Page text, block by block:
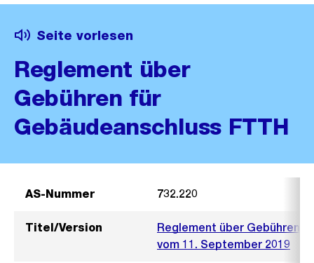
Seite vorlesen
Reglement über
Gebühren für
Gebäudeanschluss FTTH
AS-Nummer 732.220
Titel/Version
Reglement über Gebühren
vom 11. September 2019